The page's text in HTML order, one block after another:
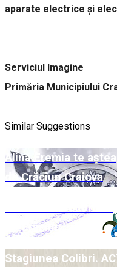
aparate electrice și
Serviciul Imagine
Primăria Municipiului
Similar Suggestions
Alina Eremia te
de Crăciun Craiova
Week-end Colibri
de Crăciun
Stagiunea Colibri.